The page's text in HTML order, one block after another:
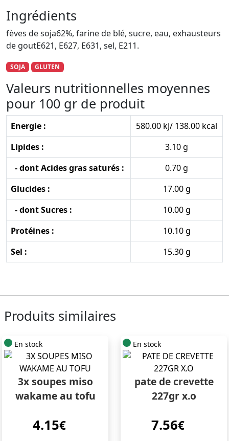
Ingrédients
fèves de soja62%, farine de blé, sucre, eau, exhausteurs
de goutE621, E627, E631, sel, E211.
SOJA GLUTEN
Valeurs nutritionnelles moyennes
pour 100 gr de produit
Energie :
580.00 kJ/ 138.00 kcal
Lipides :
3.10 g
- dont Acides gras saturés :
0.70 g
Glucides :
17.00 g
- dont Sucres :
10.00 g
Protéines :
10.10 g
Sel :
15.30 g
Produits similaires
En stock
3x soupes miso
wakame au tofu
4.15€
En stock
pate de crevette
227gr x.o
7.56€